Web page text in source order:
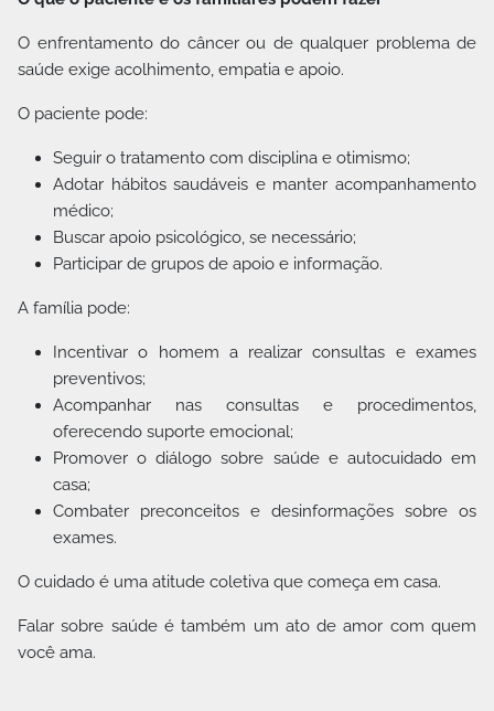
O enfrentamento do câncer ou de qualquer problema de
saúde exige acolhimento, empatia e apoio.
O paciente pode:
Seguir o tratamento com disciplina e otimismo;
Adotar hábitos saudáveis e manter acompanhamento
médico;
Buscar apoio psicológico, se necessário;
Participar de grupos de apoio e informação.
A família pode:
Incentivar o homem a realizar consultas e exames
preventivos;
Acompanhar nas consultas e procedimentos,
oferecendo suporte emocional;
Promover o diálogo sobre saúde e autocuidado em
casa;
Combater preconceitos e desinformações sobre os
exames.
O cuidado é uma atitude coletiva que começa em casa.
Falar sobre saúde é também um ato de amor com quem
você ama.